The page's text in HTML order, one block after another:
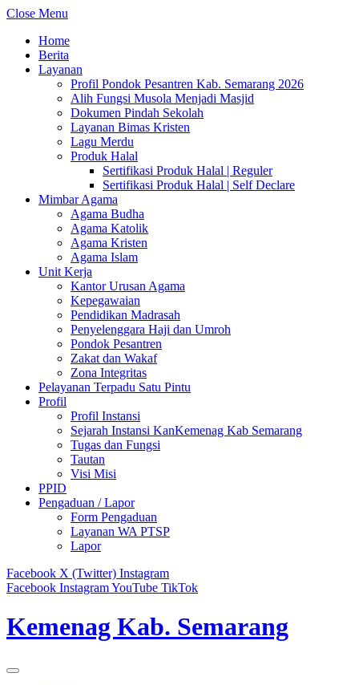
Close Menu
Home
Berita
Layanan
Profil Pondok Pesantren Kab. Semarang 2026
Alih Fungsi Musola Menjadi Masjid
Dokumen Pindah Sekolah
Layanan Bimas Kristen
Lagu Merdu
Produk Halal
Sertifikasi Produk Halal | Reguler
Sertifikasi Produk Halal | Self Declare
Mimbar Agama
Agama Budha
Agama Katolik
Agama Kristen
Agama Islam
Unit Kerja
Kantor Urusan Agama
Kepegawaian
Pendidikan Madrasah
Penyelenggara Haji dan Umroh
Pondok Pesantren
Zakat dan Wakaf
Zona Integritas
Pelayanan Terpadu Satu Pintu
Profil
Profil Instansi
Sejarah Instansi KanKemenag Kab Semarang
Tugas dan Fungsi
Tautan
Visi Misi
PPID
Pengaduan / Lapor
Form Pengaduan
Layanan WA PTSP
Lapor
Facebook X (Twitter) Instagram
Facebook InstagramYouTube TikTok
Kemenag Kab. Semarang